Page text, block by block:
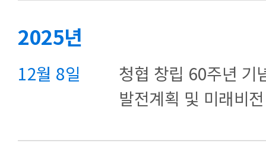
2025년
12월 8일
청협 창립 60주년 기
발전계획 및 미래비